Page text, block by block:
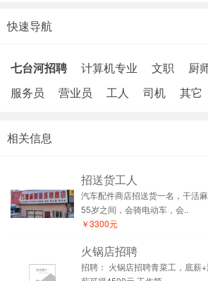
快速导航
七台河招聘 计算机专业 文职 厨
服务员
营业员 工人 司机 其它
相关信息
招送货工人
汽车配件商店招送货一名，干活
55岁之间，会骑电动车，会..
￥3300元
火锅店招聘
招聘： 火锅店招聘青菜工，底薪